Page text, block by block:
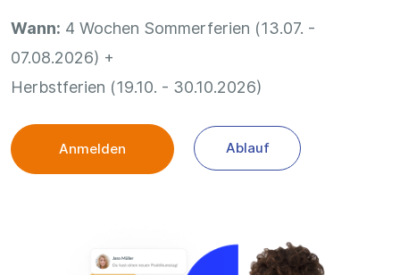
Wann: 4 Wochen Sommerferien (13.07. -
07.08.2026) +
Herbstferien (19.10. - 30.10.2026)
Anmelden Ablauf